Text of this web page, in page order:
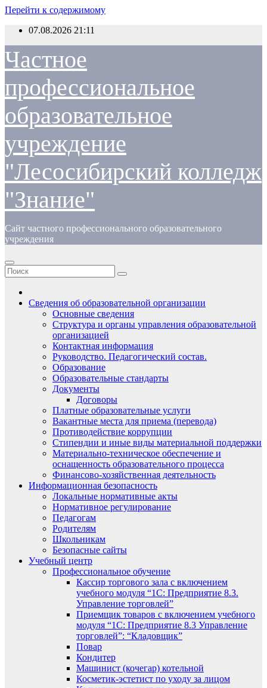
Перейти к содержимому
07.08.2026 21:11
Частное
профессиональное
образовательное
учреждение
"Лесосибирский колледж
"Знание"
Сайт частного профессионального образовательного
учреждения
Сведения об образовательной организации
Основные сведения
Структура и органы управления образовательной
организацией
Контактная информация
Руководство. Педагогический состав.
Образование
Образовательные стандарты
Документы
Договоры
Платные образовательные услуги
Вакантные места для приема (перевода)
Противодействие коррупции
Стипендии и иные виды материальной поддержки
Материально-техническое обеспечение и
оснащенность образовательного процесса
Финансово-хозяйственная деятельность
Информационная безопасность
Локальные нормативные акты
Нормативное регулирование
Педагогам
Родителям
Школьникам
Безопасные сайты
Учебный центр
Профессиональное обучение
Кассир торгового зала с включением
учебного модуля “1С: Предприятие 8.3.
Управление торговлей”
Приемщик товаров с включением учебного
модуля “1С: Предприятие 8.3 Управление
торговлей”: “Кладовщик”
Повар
Кондитер
Машинист (кочегар) котельной
Косметик-эстетист по уходу за лицом